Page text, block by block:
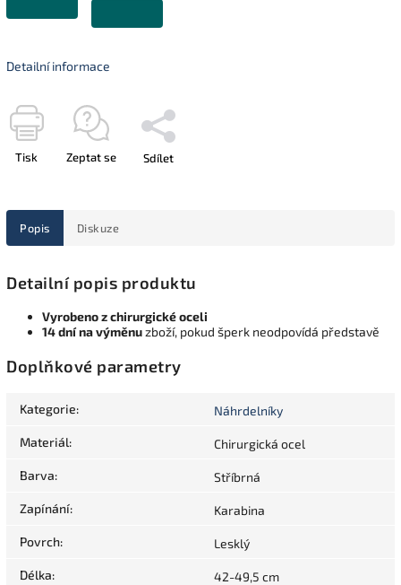
Detailní informace
Tisk Zeptat se Sdílet
Popis Diskuze
Detailní popis produktu
Vyrobeno z chirurgické oceli
14 dní na výměnuzboží, pokud šperk neodpovídá představě
Doplňkové parametry
Kategorie: Náhrdelníky
Materiál: Chirurgická ocel
Barva: Stříbrná
Zapínání: Karabina
Povrch: Lesklý
Délka: 42-49,5 cm